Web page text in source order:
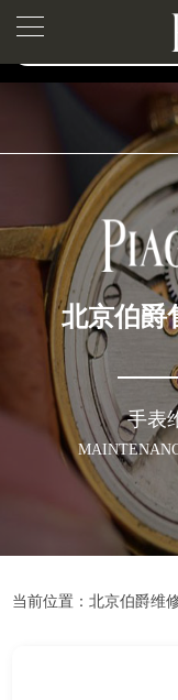
2026年
2026年6
节假日正
北京伯爵
手表
当前位置：北京伯爵维